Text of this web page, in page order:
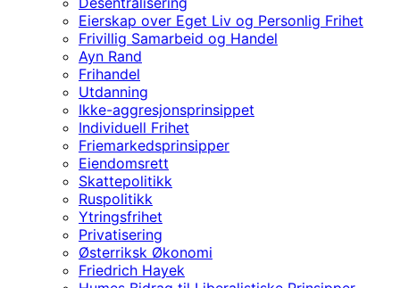
Eierskap over Eget Liv og Personlig Frihet
Frivillig Samarbeid og Handel
Ayn Rand
Frihandel
Utdanning
Ikke-aggresjonsprinsippet
Individuell Frihet
Friemarkedsprinsipper
Eiendomsrett
Skattepolitikk
Ruspolitikk
Ytringsfrihet
Privatisering
Østerriksk Økonomi
Friedrich Hayek